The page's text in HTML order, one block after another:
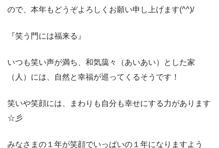
ので、本年もどうぞよろしくお願い申し上げます(^^)/
『笑う門には福来る』
いつも笑い声が満ち、和気藹々（あいあい）とした家
（人）には、自然と幸福が巡ってくるそうです！
笑いや笑顔には、まわりも自分も幸せにする力があります
☆彡
みなさまの１年が笑顔でいっぱいの１年になりますよう